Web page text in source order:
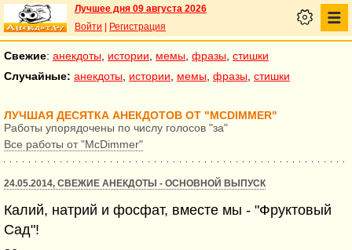
Лучшее дня 09 августа 2026
Войти
Регистрация
Свежие: анекдоты истории мемы фразы стишки
Случайные: анекдоты истории мемы фразы стишки
ЛУЧШАЯ ДЕСЯТКА АНЕКДОТОВ ОТ "MCDIMMER"
Работы упорядочены по числу голосов "за"
Все работы от "McDimmer"
24.05.2014, СВЕЖИЕ АНЕКДОТЫ - ОСНОВНОЙ ВЫПУСК
Калий, натрий и фосфат, вместе мы - "Фруктовый
Сад"!